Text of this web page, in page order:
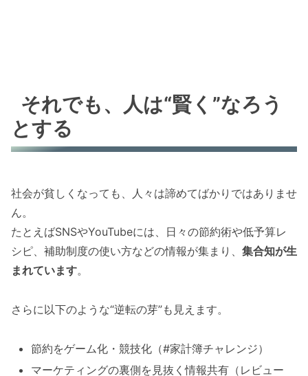
それでも、人は“賢く”なろう
とする
社会が貧しくなっても、人々は諦めてばかりではありませ
ん。
たとえばSNSやYouTubeには、日々の節約術や低予算レ
シピ、補助制度の使い方などの情報が集まり、 集合知が生
まれています。
さらに以下のような“逆転の芽”も見えます。
節約をゲーム化・競技化（#家計簿チャレンジ）
マーケティングの裏側を見抜く情報共有（レビュー